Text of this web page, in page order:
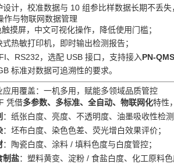
设计，校准数据与 10 组参比样数据长期不丢失
作与物联网数据管理
摸屏，中文可视化操作，降低使用门槛；
式热敏打印机，即时输出检测报告；
、RS232，选配 USB 接口，支持接入
标准对数据可追溯性的要求。
应用覆盖：一机多用，赋能多领域品质管控
凭借多参数、多标准、全自动、物联网化特性
：纸张白度、亮度、不透明度、油墨吸收性检测
：坯布白度、染色色差、荧光增白效果评价；
：陶瓷白度、涂料 / 填料色度与白度管控；
制盐：塑料黄变、淀粉 / 食盐白度、化工原料色